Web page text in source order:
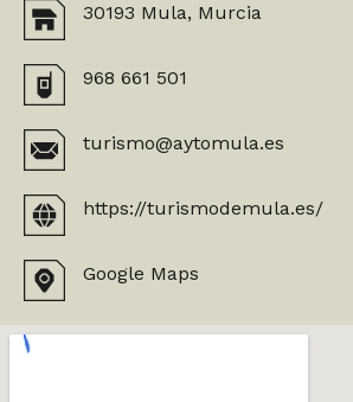
30193 Mula, Murcia
968 661 501
turismo@aytomula.es
https://turismodemula.es/
Google Maps